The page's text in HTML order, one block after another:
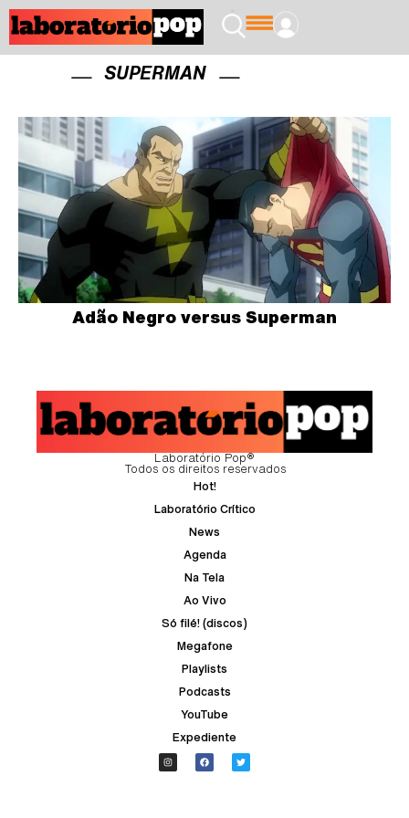
SUPERMAN
Adão Negro versus Superman
Laboratório Pop®
Todos os direitos reservados
Hot!
Laboratório Crítico
News
Agenda
Na Tela
Ao Vivo
Só filé! (discos)
Megafone
Playlists
Podcasts
YouTube
Expediente